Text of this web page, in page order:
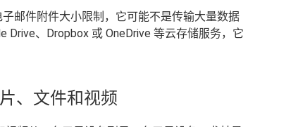
邮件附件大小限制，它可能不是传输大量数据
Drive、Dropbox 或 OneDrive 等云存储服务，它
、文件和视频